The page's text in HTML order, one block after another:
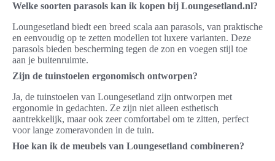
Welke soorten parasols kan ik kopen bij Loungesetland.nl?
Loungesetland biedt een breed scala aan parasols, van praktische
en eenvoudig op te zetten modellen tot luxere varianten. Deze
parasols bieden bescherming tegen de zon en voegen stijl toe
aan je buitenruimte.
Zijn de tuinstoelen ergonomisch ontworpen?
Ja, de tuinstoelen van Loungesetland zijn ontworpen met
ergonomie in gedachten. Ze zijn niet alleen esthetisch
aantrekkelijk, maar ook zeer comfortabel om te zitten, perfect
voor lange zomeravonden in de tuin.
Hoe kan ik de meubels van Loungesetland combineren?